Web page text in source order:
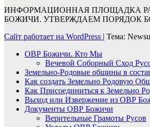
ИНФОРМАЦИОННАЯ ПЛОЩАДКА
БОЖИЧИ. УТВЕРЖДАЕМ ПОРЯДОК
Сайт работает на WordPress | Тема:
ОВР Божичи. Кто Мы
Вечевой Соборный Сход
Земельно-Родовые общины в
Как создать Земельно Родовую
Как Присоединиться к Земельно
Выход или Извержение из ОВР
Документы ОВР Божичи
Верительные Грамоты Русов